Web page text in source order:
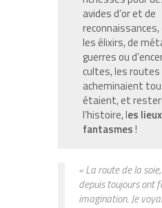
avides d’or et de
reconnaissances,
les élixirs, de
guerres ou
cultes, les routes
acheminaient
étaient, et
l’histoire, les
fantasmes!
« La route de la
depuis toujours ont
imagination. Je